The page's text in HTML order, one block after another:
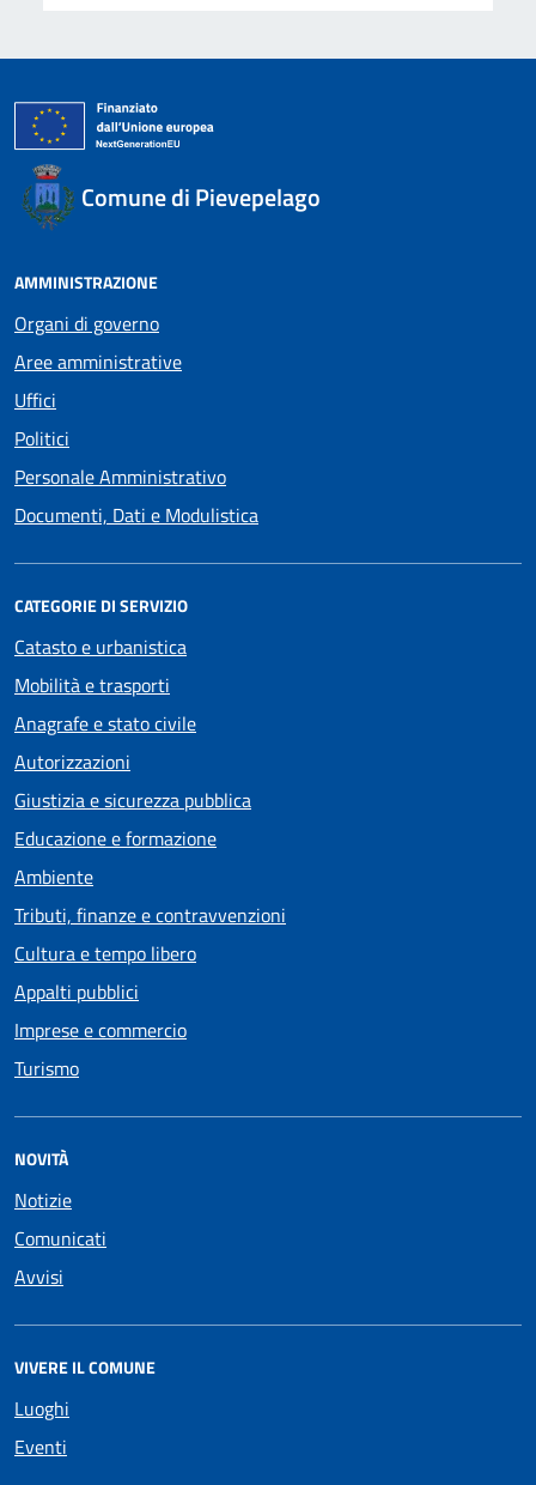
Comune di Pievepelago
AMMINISTRAZIONE
Organi di governo
Aree amministrative
Uffici
Politici
Personale Amministrativo
Documenti, Dati e Modulistica
CATEGORIE DI SERVIZIO
Catasto e urbanistica
Mobilità e trasporti
Anagrafe e stato civile
Autorizzazioni
Giustizia e sicurezza pubblica
Educazione e formazione
Ambiente
Tributi, finanze e contravvenzioni
Cultura e tempo libero
Appalti pubblici
Imprese e commercio
Turismo
NOVITÀ
Notizie
Comunicati
Avvisi
VIVERE IL COMUNE
Luoghi
Eventi